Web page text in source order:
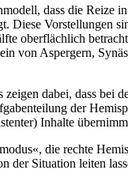
dass die
Diese Vorstellungen
oberflächlich
von Aspergern,
dabei, dass bei
der
Inhalte
die rechte
der Situation leiten